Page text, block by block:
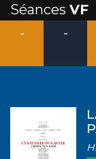
Séances VF
-
-